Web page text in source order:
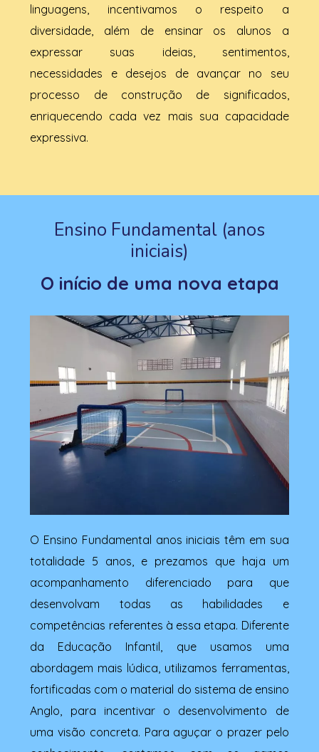
linguagens, incentivamos o respeito a
diversidade, além de ensinar os alunos a
expressar suas ideias, sentimentos,
necessidades e desejos de avançar no seu
processo de construção de significados,
enriquecendo cada vez mais sua capacidade
expressiva.
Ensino Fundamental (anos
iniciais)
O início de uma nova etapa
O Ensino Fundamental anos iniciais têm em sua
totalidade 5 anos, e prezamos que haja um
acompanhamento diferenciado para que
desenvolvam todas as habilidades e
competências referentes à essa etapa. Diferente
da Educação Infantil, que usamos uma
abordagem mais lúdica, utilizamos ferramentas,
fortificadas com o material do sistema de ensino
Anglo, para incentivar o desenvolvimento de
uma visão concreta. Para aguçar o prazer pelo